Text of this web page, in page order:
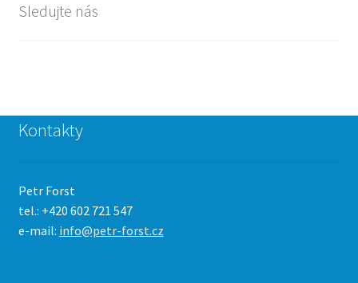
Sledujte nás
Kontakty
Petr Forst
tel.: +420 602 721 547
e-mail: info@petr-forst.cz